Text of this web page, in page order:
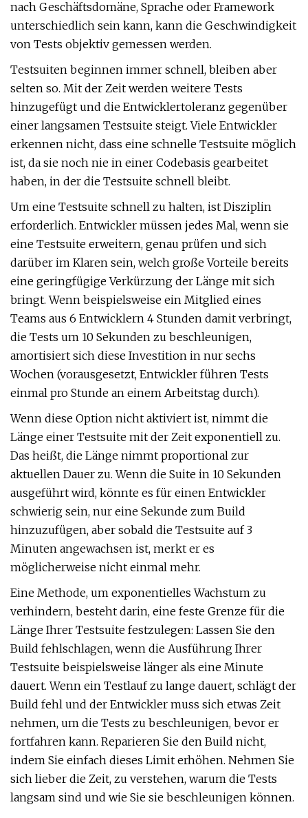
nach Geschäftsdomäne, Sprache oder Framework
unterschiedlich sein kann, kann die Geschwindigkeit
von Tests objektiv gemessen werden.
Testsuiten beginnen immer schnell, bleiben aber
selten so. Mit der Zeit werden weitere Tests
hinzugefügt und die Entwicklertoleranz gegenüber
einer langsamen Testsuite steigt. Viele Entwickler
erkennen nicht, dass eine schnelle Testsuite möglich
ist, da sie noch nie in einer Codebasis gearbeitet
haben, in der die Testsuite schnell bleibt.
Um eine Testsuite schnell zu halten, ist Disziplin
erforderlich. Entwickler müssen jedes Mal, wenn sie
eine Testsuite erweitern, genau prüfen und sich
darüber im Klaren sein, welch große Vorteile bereits
eine geringfügige Verkürzung der Länge mit sich
bringt. Wenn beispielsweise ein Mitglied eines
Teams aus 6 Entwicklern 4 Stunden damit verbringt,
die Tests um 10 Sekunden zu beschleunigen,
amortisiert sich diese Investition in nur sechs
Wochen (vorausgesetzt, Entwickler führen Tests
einmal pro Stunde an einem Arbeitstag durch).
Wenn diese Option nicht aktiviert ist, nimmt die
Länge einer Testsuite mit der Zeit exponentiell zu.
Das heißt, die Länge nimmt proportional zur
aktuellen Dauer zu. Wenn die Suite in 10 Sekunden
ausgeführt wird, könnte es für einen Entwickler
schwierig sein, nur eine Sekunde zum Build
hinzuzufügen, aber sobald die Testsuite auf 3
Minuten angewachsen ist, merkt er es
möglicherweise nicht einmal mehr.
Eine Methode, um exponentielles Wachstum zu
verhindern, besteht darin, eine feste Grenze für die
Länge Ihrer Testsuite festzulegen: Lassen Sie den
Build fehlschlagen, wenn die Ausführung Ihrer
Testsuite beispielsweise länger als eine Minute
dauert. Wenn ein Testlauf zu lange dauert, schlägt der
Build fehl und der Entwickler muss sich etwas Zeit
nehmen, um die Tests zu beschleunigen, bevor er
fortfahren kann. Reparieren Sie den Build nicht,
indem Sie einfach dieses Limit erhöhen. Nehmen Sie
sich lieber die Zeit, zu verstehen, warum die Tests
langsam sind und wie Sie sie beschleunigen können.